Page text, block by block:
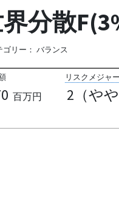
分散
ゴリー： バランス
百万円
リスクメジャー
2（やや